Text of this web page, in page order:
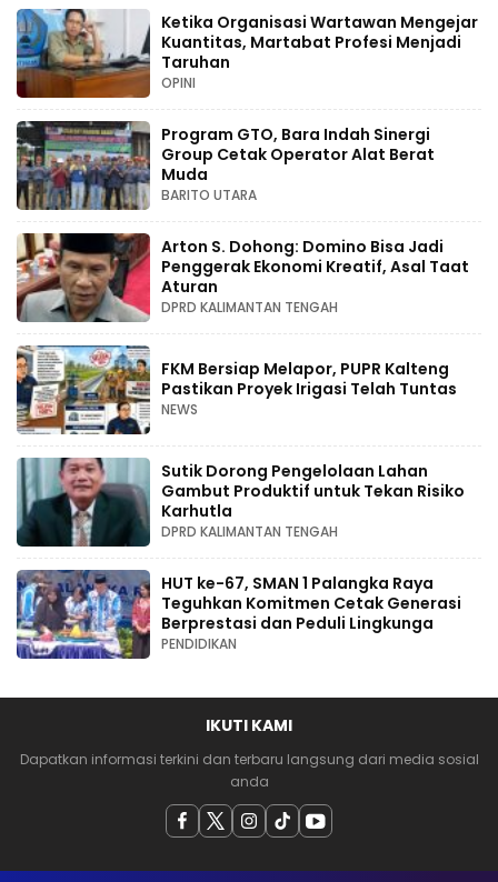
Ketika Organisasi Wartawan Mengejar
Kuantitas, Martabat Profesi Menjadi
Taruhan
OPINI
Program GTO, Bara Indah Sinergi
Group Cetak Operator Alat Berat
Muda
BARITO UTARA
Arton S. Dohong: Domino Bisa Jadi
Penggerak Ekonomi Kreatif, Asal Taat
Aturan
DPRD KALIMANTAN TENGAH
FKM Bersiap Melapor, PUPR Kalteng
Pastikan Proyek Irigasi Telah Tuntas
NEWS
Sutik Dorong Pengelolaan Lahan
Gambut Produktif untuk Tekan Risiko
Karhutla
DPRD KALIMANTAN TENGAH
HUT ke-67, SMAN 1 Palangka Raya
Teguhkan Komitmen Cetak Generasi
Berprestasi dan Peduli Lingkunga
PENDIDIKAN
IKUTI KAMI
Dapatkan informasi terkini dan terbaru langsung dari media sosial
anda